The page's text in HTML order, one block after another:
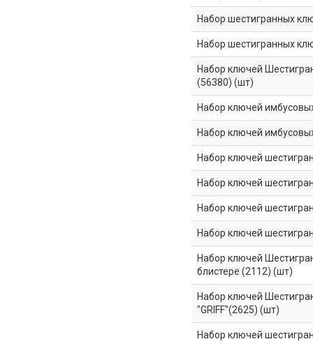
Набор шестигранных
Набор шестигранных
Набор ключей
(56380) (шт)
Набор ключей
Набор ключей
Набор ключей
Набор ключей
Набор ключей
Набор ключей
Набор ключей
блистере (2112) (шт)
Набор ключей
"GRIFF"(2625) (шт)
Набор ключей